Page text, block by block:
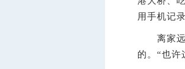
用手机记
离家远
的。“也许